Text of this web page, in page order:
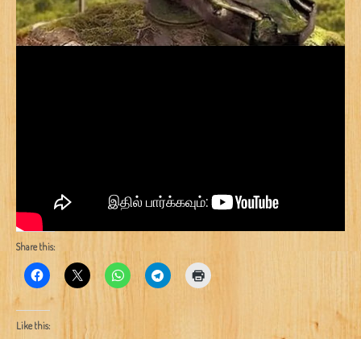
Share this:
Like this: